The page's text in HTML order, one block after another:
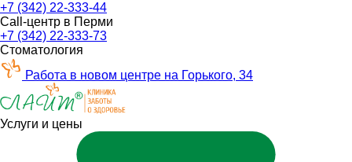
+7 (342) 22-333-44
Call-центр в Перми
+7 (342) 22-333-73
Стоматология
Работа в новом центре на Горького, 34
Услуги и цены